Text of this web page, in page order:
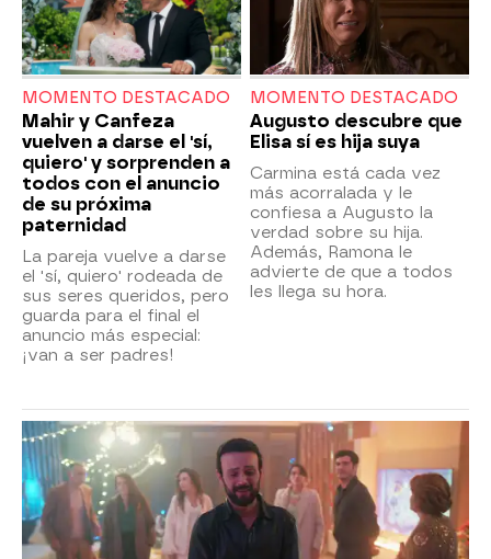
MOMENTO DESTACADO
Mahir y Canfeza
vuelven a darse el 'sí,
quiero' y sorprenden a
todos con el anuncio
de su próxima
paternidad
La pareja vuelve a darse
el 'sí, quiero' rodeada de
sus seres queridos, pero
guarda para el final el
anuncio más especial:
¡van a ser padres!
MOMENTO DESTACADO
Augusto descubre que
Elisa sí es hija suya
Carmina está cada vez
más acorralada y le
confiesa a Augusto la
verdad sobre su hija.
Además, Ramona le
advierte de que a todos
les llega su hora.